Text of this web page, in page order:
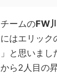
ームのFW
はエリック
と思いまし
ら2人目の